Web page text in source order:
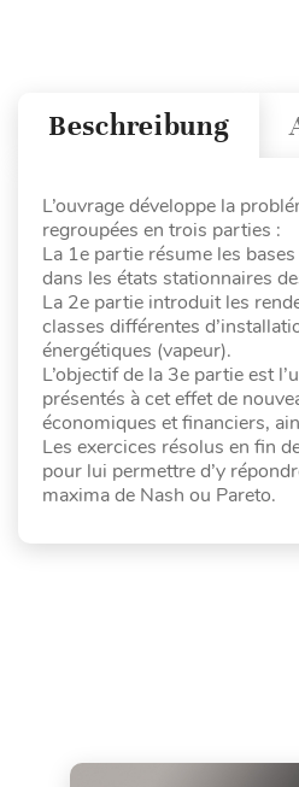
Beschreibung
L’ouvrage développe la
regroupées en trois parties :
La 1e partie résume les
dans les états stationnaires
La 2e partie introduit les
classes différentes
énergétiques (vapeur).
L’objectif de la 3e partie est
présentés à cet effet de
économiques et financiers,
Les exercices résolus en fin
pour lui permettre d’y
maxima de Nash ou Pareto.